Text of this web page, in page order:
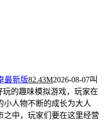
最新版82.43M2026-08-07叫
的趣味模拟游戏，玩家在
小人物不断的成长为大人
之中，玩家们要在这里经营